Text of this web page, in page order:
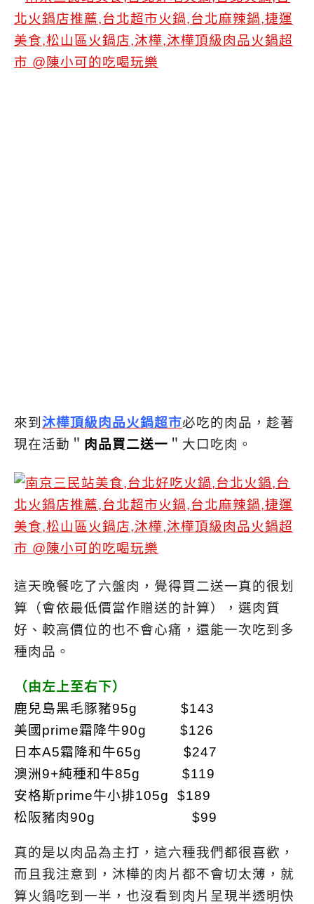
來到 沐樺頂級肉品火鍋超市必吃的肉品，趁著
現在活動＂ 肉品買二送一 ＂大口吃肉。
這天晚餐吃了六盤肉，覺得買二送一真的很划
算（會依最低價當作贈送的計算），選肉質
好、較高價位的也不會心痛，還能一次吃到多
種肉品。
（由左上至右下）
鹿兒島黑毛豚豬95g $143
美國prime霜降牛90g $126
日本A5霜降和牛65g $247
澳洲9+純種和牛85g $119
安格斯prime牛小排105g $189
松阪豬肉90g $99
真的是以肉品為主打，這六種我們都很喜歡，
而且我注意到，沐樺的肉片都不會切太薄，就
算火鍋吃到一半，也沒看到肉片呈現半透明快